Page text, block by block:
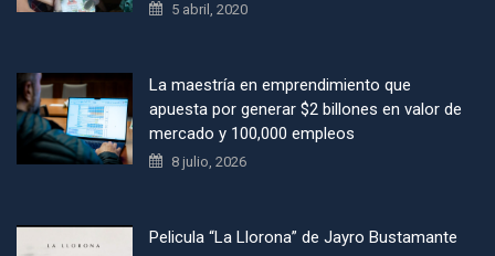
5 abril, 2020
La maestría en emprendimiento que
apuesta por generar $2 billones en valor de
mercado y 100,000 empleos
8 julio, 2026
Pelicula “La Llorona” de Jayro Bustamante